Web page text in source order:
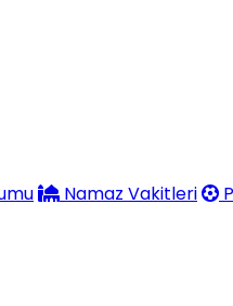
Namaz Vakitleri